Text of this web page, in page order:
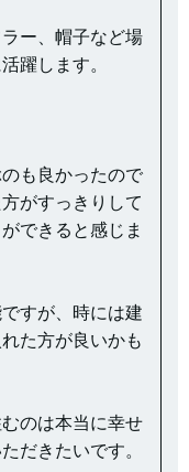
ー、帽子など場
躍します。
も良かったので
がすっきりして
できると感じま
すが、時には建
た方が良いかも
のは本当に幸せ
だきたいです。